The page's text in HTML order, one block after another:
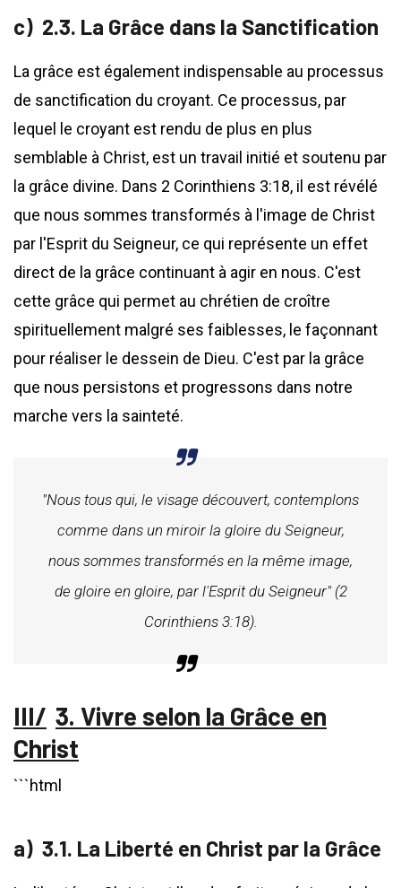
2.3. La Grâce dans la Sanctification
La grâce est également indispensable au processus
de sanctification du croyant. Ce processus, par
lequel le croyant est rendu de plus en plus
semblable à Christ, est un travail initié et soutenu par
la grâce divine. Dans 2 Corinthiens 3:18, il est révélé
que nous sommes transformés à l'image de Christ
par l'Esprit du Seigneur, ce qui représente un effet
direct de la grâce continuant à agir en nous. C'est
cette grâce qui permet au chrétien de croître
spirituellement malgré ses faiblesses, le façonnant
pour réaliser le dessein de Dieu. C'est par la grâce
que nous persistons et progressons dans notre
marche vers la sainteté.
"Nous tous qui, le visage découvert, contemplons
comme dans un miroir la gloire du Seigneur,
nous sommes transformés en la même image,
de gloire en gloire, par l'Esprit du Seigneur" (2
Corinthiens 3:18).
3. Vivre selon la Grâce en
Christ
```html
3.1. La Liberté en Christ par la Grâce